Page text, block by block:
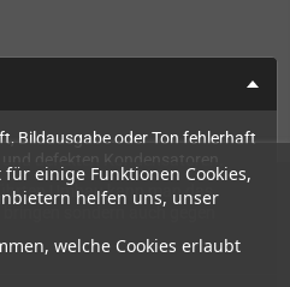
einige Funktionen Cookies,
helfen uns, unser
welche Cookies erlaubt
Bildausgabe oder Ton fehlerhaft
Umbau kann man das
sondern auch gegen